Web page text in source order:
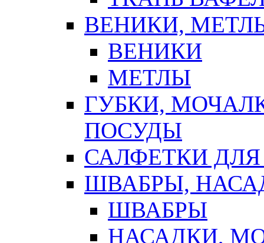
ВЕНИКИ,
ВЕНИКИ
МЕТЛЫ
ГУБКИ,
ПОСУДЫ
САЛФЕТКИ
ШВАБРЫ,
ШВАБРЫ
НАСАДКИ,